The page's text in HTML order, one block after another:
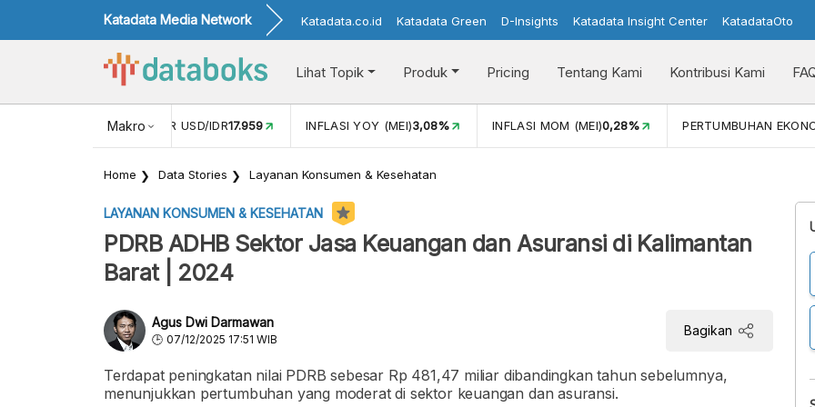
Katadata Media Network Katadata.co.id Katadata Green D-Insights Katadata Insight Center KatadataOto
Lihat Topik Produk Pricing Tentang Kami Kontribusi Kami
Makro
NILAI TUKAR USD/IDR17.959 INFLASI YOY (MEI)3,08% INFLASI MOM (MEI)0,28% PERTUMBUHAN
Home Data Stories Layanan Konsumen & Kesehatan
LAYANAN KONSUMEN & KESEHATAN
PDRB ADHB Sektor Jasa Keuangan dan Asuransi di Kalimantan
Barat | 2024
Agus Dwi Darmawan
07/12/2025 17:51 WIB
Bagikan
Terdapat peningkatan nilai PDRB sebesar Rp 481,47 miliar dibandingkan tahun sebelumnya,
menunjukkan pertumbuhan yang moderat di sektor keuangan dan asuransi.